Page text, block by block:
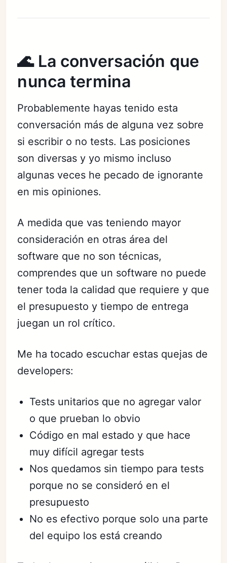
🌊 La conversación que
nunca termina
Probablemente hayas tenido esta
conversación más de alguna vez sobre
si escribir o no tests. Las posiciones
son diversas y yo mismo incluso
algunas veces he pecado de ignorante
en mis opiniones.
A medida que vas teniendo mayor
consideración en otras área del
software que no son técnicas,
comprendes que un software no puede
tener toda la calidad que requiere y que
el presupuesto y tiempo de entrega
juegan un rol crítico.
Me ha tocado escuchar estas quejas de
developers:
Tests unitarios que no agregar valor
o que prueban lo obvio
Código en mal estado y que hace
muy difícil agregar tests
Nos quedamos sin tiempo para tests
porque no se consideró en el
presupuesto
No es efectivo porque solo una parte
del equipo los está creando